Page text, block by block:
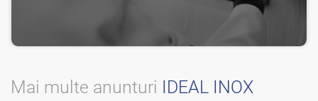
Mai multe anunturi IDEAL INOX